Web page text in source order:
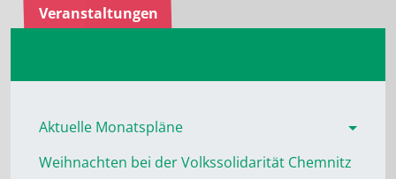
Veranstaltungen
Aktuelle Monatspläne
Weihnachten bei der Volkssolidarität Chemnitz